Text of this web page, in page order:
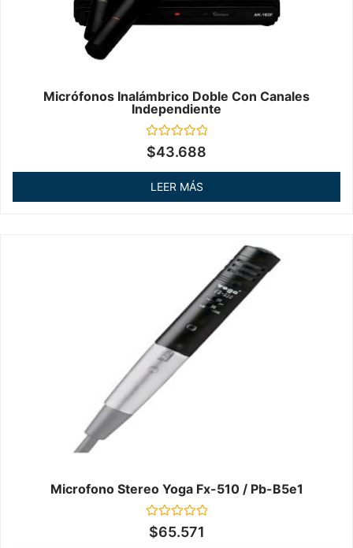
Micrófonos Inalámbrico Doble Con Canales
Independiente
Valorado
en
$43.688
LEER MÁS
Microfono Stereo Yoga Fx-510 / Pb-B5e1
Valorado
en
$65.571